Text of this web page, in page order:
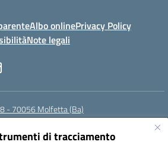
di tracciamento
Albo onlinePrivacy Policy
Note legali
- 70056 Molfetta (Ba)
Email:baic882008@istruzione.it
(PEC):baic882008@pec.istruzione.it